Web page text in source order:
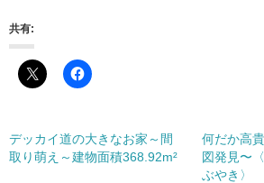
共有:
デッカイ道の大きなお家～間
取り萌え～建物面積368.92m²
何だか高
図発見〜
ぶやき〉